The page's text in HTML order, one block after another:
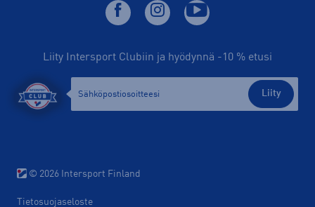
Liity Intersport Clubiin ja hyödynnä -10 % etusi
Liity
© 2026 Intersport Finland
Tietosuojaseloste